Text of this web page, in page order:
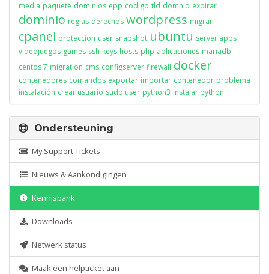
media paquete dominios epp codigo tld domnio expirar
dominio reglas derechos wordpress migrar
cpanel proteccion user snapshot ubuntu server apps
videojuegos games ssh keys hosts php aplicaciones mariadb
centos 7 migration cms configserver firewall docker
contenedores comandos exportar importar contenedor problema
instalación crear usuario sudo user python3 instalar python
Ondersteuning
My Support Tickets
Nieuws & Aankondigingen
Kennisbank
Downloads
Netwerk status
Maak een helpticket aan